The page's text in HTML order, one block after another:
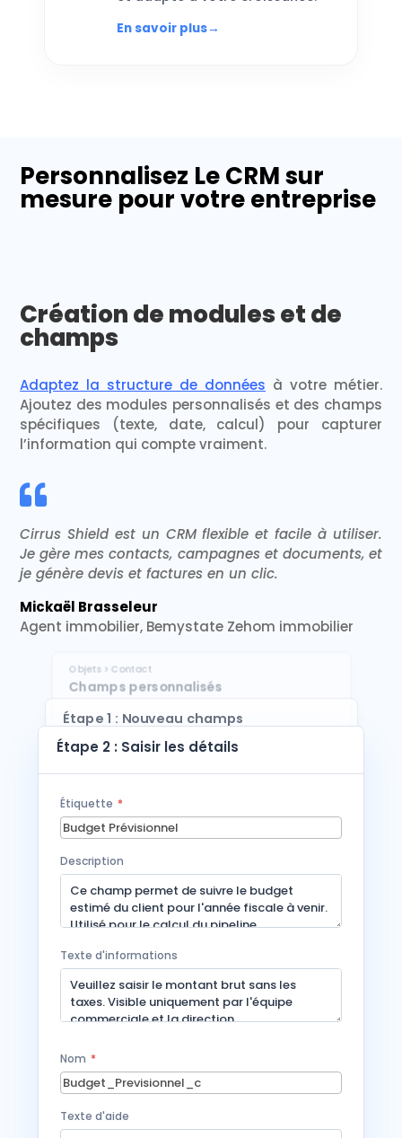
En savoir plus→
Personnalisez Le CRM sur
mesure pour votre entreprise
Création de modules et de
champs
Adaptez la structure de données à votre métier.
Ajoutez des modules personnalisés et des champs
spécifiques (texte, date, calcul) pour capturer
l’information qui compte vraiment.

Cirrus Shield est un CRM flexible et facile à utiliser.
Je gère mes contacts, campagnes et documents, et
je génère devis et factures en un clic.
Mickaël Brasseleur
Agent immobilier, Bemystate Zehom immobilier
Objets > Contact
Champs personnalisés
Étape 1 : Nouveau champs
personnalisés
Étape 2 : Saisir les détails
Étiquette *
Description
Texte d'informations
Nom *
Texte d'aide